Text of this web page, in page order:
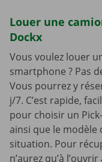
Louer une
Dockx
Vous voulez louer
smartphone ? Pas
Vous pourrez y
j/7. C’est rapide,
pour choisir un
ainsi que le modèle
situation. Pour
n’aurez qu’à